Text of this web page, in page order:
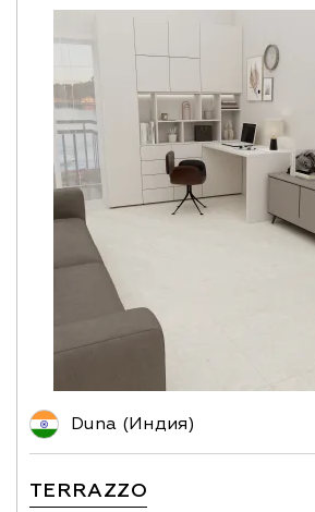
Duna (Индия)
TERRAZZO